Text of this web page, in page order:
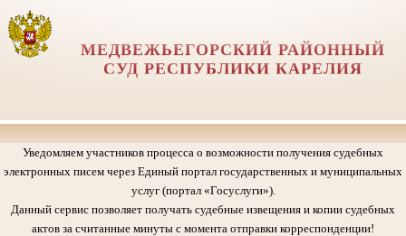
МЕДВЕЖЬЕГОРСКИЙ РАЙОННЫЙ
СУД РЕСПУБЛИКИ КАРЕЛИЯ
Уведомляем участников процесса о возможности получения судебных
электронных писем через Единый портал государственных и муниципальных
услуг (портал «Госуслуги»).
Данный сервис позволяет получать судебные извещения и копии судебных
актов за считанные минуты с момента отправки корреспонденции!